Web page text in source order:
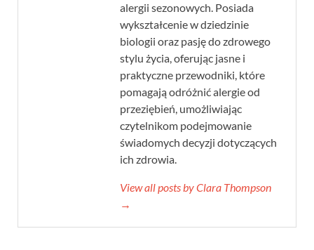
alergii sezonowych. Posiada
wykształcenie w dziedzinie
biologii oraz pasję do zdrowego
stylu życia, oferując jasne i
praktyczne przewodniki, które
pomagają odróżnić alergie od
przeziębień, umożliwiając
czytelnikom podejmowanie
świadomych decyzji dotyczących
ich zdrowia.
View all posts by Clara Thompson
→